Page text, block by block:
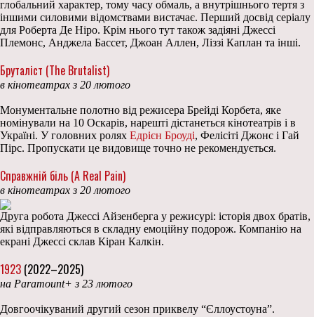
глобальний характер, тому часу обмаль, а внутрішнього тертя з
іншими силовими відомствами вистачає. Перший досвід серіалу
для Роберта Де Ніро. Крім нього тут також задіяні Джессі
Племонс, Анджела Бассет, Джоан Аллен, Ліззі Каплан та інші.
Бруталіст (The Brutalist)
в кінотеатрах з 20 лютого
Монументальне полотно від режисера Брейді Корбета, яке
номінували на 10 Оскарів, нарешті дістанеться кінотеатрів і в
Україні. У головних ролях Едрієн Броуді, Фелісіті Джонс і Гай
Пірс. Пропускати це видовище точно не рекомендується.
Справжній біль (A Real Pain)
в кінотеатрах з 20 лютого
Друга робота Джессі Айзенберга у режисурі: історія двох братів,
які відправляються в складну емоційну подорож. Компанію на
екрані Джессі склав Кіран Калкін.
1923 (2022–2025)
на Paramount+ з 23 лютого
Довгоочікуваний другий сезон приквелу “Єллоустоуна”.